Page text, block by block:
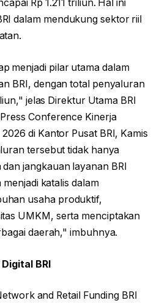
Rp 1.211 triliun. Hal ini
dalam mendukung sektor riil
menjadi pilar utama dalam
BRI, dengan total penyaluran
jelas Direktur Utama BRI
Conference Kinerja
di Kantor Pusat BRI, Kamis
tersebut tidak hanya
jangkauan layanan BRI
katalis dalam
usaha produktif,
UMKM, serta menciptakan
daerah," imbuhnya.
BRI
and Retail Funding BRI